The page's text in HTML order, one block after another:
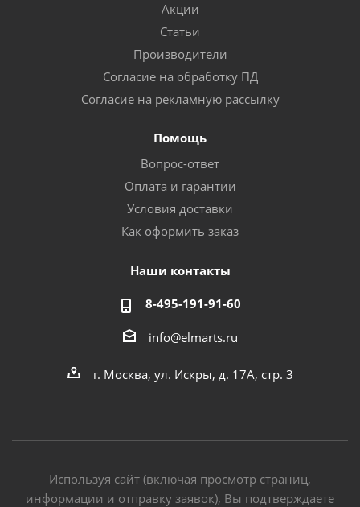
Акции
Статьи
Производители
Согласие на обработку ПД
Согласие на рекламную рассылку
Помощь
Вопрос-ответ
Оплата и гарантии
Условия доставки
Как оформить заказ
Наши контакты
8-495-191-91-60
info@elmarts.ru
г. Москва, ул. Искры, д. 17А, стр. 3
Используя сайт (включая просмотр страниц,
информации и отправку заявок), Вы подтверждаете